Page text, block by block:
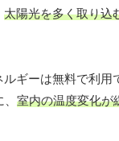
太陽光を多く取り込
ギーは無料で利用
室内の温度変化が